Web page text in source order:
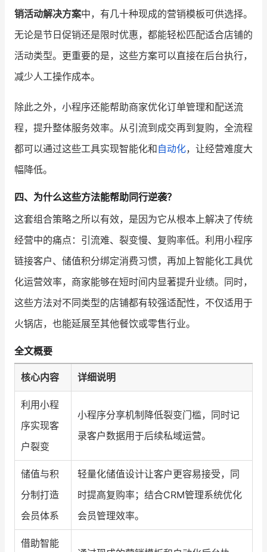
销活动解决方案中，有几十种现成的营销模板可供选择。
无论是节日促销还是限时优惠，都能轻松匹配适合店铺的
活动类型。更重要的是，这些方案可以直接在后台执行，
减少人工操作成本。
除此之外，小程序还能帮助商家优化订单管理和配送流
程，提升整体服务效率。从引流到成交再到复购，全流程
都可以通过这些工具实现智能化和自动化，让经营难度大
幅降低。
四、为什么这些方法能帮助同行逆袭？
这套组合策略之所以有效，是因为它从根本上解决了传统
经营中的痛点：引流难、裂变慢、复购率低。利用小程序
链接客户、储值积分绑定消费习惯，再加上智能化工具优
化运营效率，商家能够在短时间内显著提升业绩。同时，
这些方法对不同类型的店铺都有较强适配性，不仅适用于
火锅店，也能延展至其他餐饮或零售行业。
全文概要
核心内容 详细说明
利用小程
序实现客
户裂变
小程序分享机制降低裂变门槛，同时记
录客户数据用于后续私域运营。
储值与积
分制打造
会员体系
轻量化储值设计让客户更容易接受，同
时提高复购率；结合CRM管理系统优化
会员管理效率。
借助智能